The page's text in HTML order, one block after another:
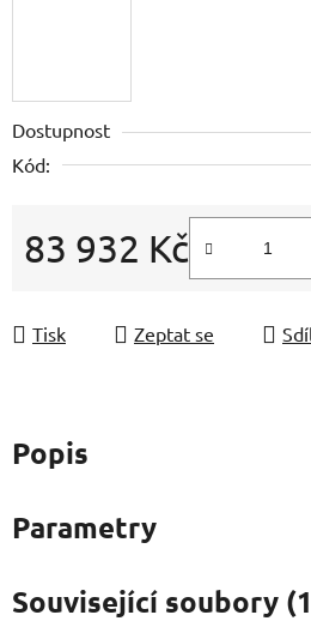
Dostupnost
Kód:
83 932 Kč
Tisk Zeptat se
Popis
Parametry
Související soubory